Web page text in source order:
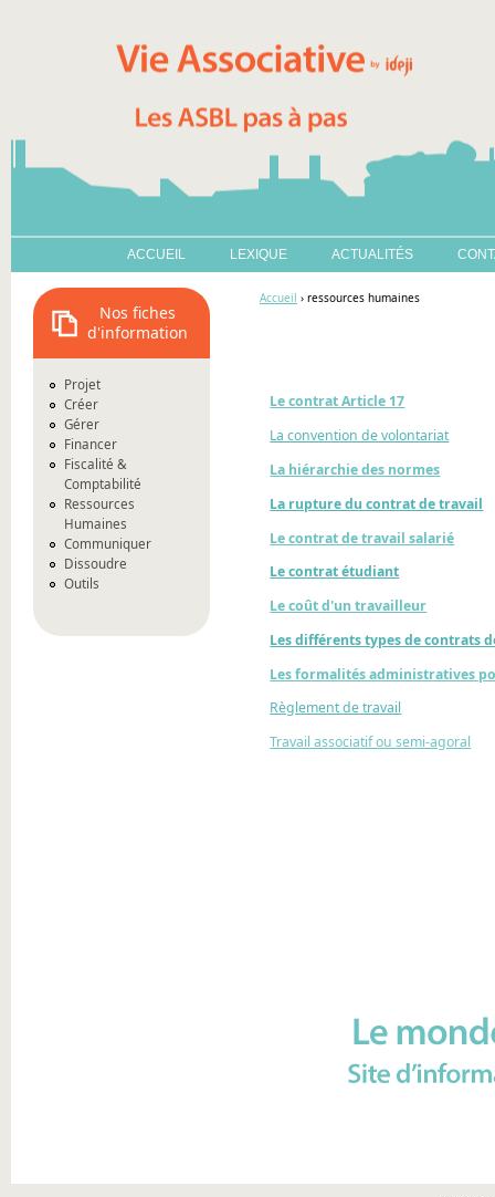
ACCUEIL LEXIQUE ACTUALITÉS
Accueil › ressources humaines
Le contrat Article 17
La convention de volontariat
La hiérarchie des normes
La rupture du contrat de travail
Le contrat de travail salarié
Le contrat étudiant
Le coût d'un travailleur
Les différents types de contrats
Les formalités administratives
Règlement de travail
Travail associatif ou semi-agoral
Nos fiches
d'information
Projet
Créer
Gérer
Financer
Fiscalité &
Comptabilité
Ressources
Humaines
Communiquer
Dissoudre
Outils